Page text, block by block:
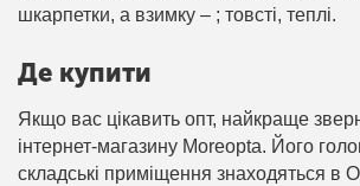
шкарпетки, а взимку – ; товсті, теплі.
Де купити
Якщо вас цікавить опт, найкраще
інтернет-магазину Moreopta. Його
складські приміщення знаходяться в